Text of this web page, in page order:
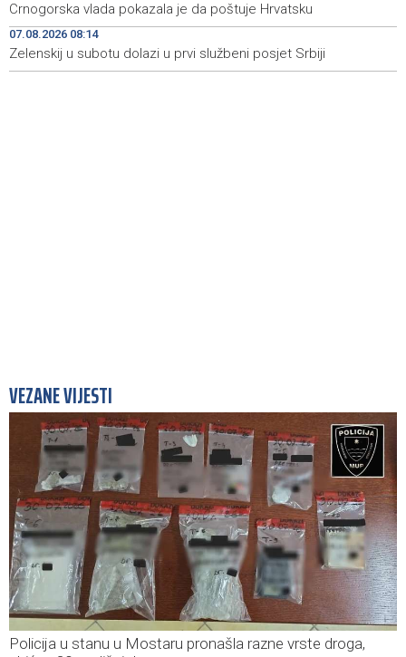
15:27 Priopćenje za javnost Naše stranke Mostar
15:25 Na Sarajevskoj berzi sedmični promet 993.831 KM
Crnogorska vlada pokazala je da poštuje Hrvatsku
07.08.2026 08:14
Zelenskij u subotu dolazi u prvi službeni posjet Srbiji
VEZANE VIJESTI
Policija u stanu u Mostaru pronašla razne vrste droga,